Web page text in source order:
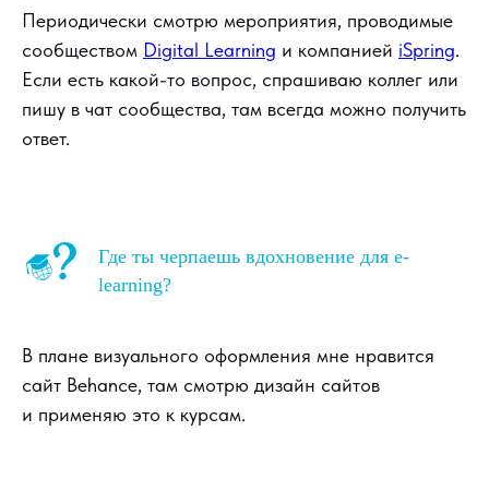
Периодически смотрю мероприятия, проводимые
сообществом Digital Learning и компанией iSpring.
Если есть какой-то вопрос, спрашиваю коллег или
пишу в чат сообщества, там всегда можно получить
ответ.
Где ты черпаешь вдохновение для e-
learning?
В плане визуального оформления мне нравится
сайт Behance, там смотрю дизайн сайтов
и применяю это к курсам.